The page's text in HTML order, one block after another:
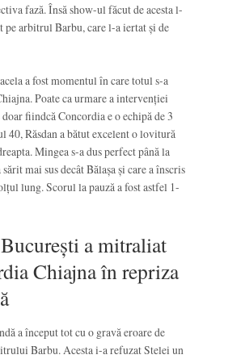
fază. Însă show-ul făcut de acesta l-
pe arbitrul Barbu, care l-a iertat și de
a fost momentul în care totul s-a
Poate ca urmare a intervenției
fiindcă Concordia e o echipă de 3
40, Răsdan a bătut excelent o lovitură
Mingea s-a dus perfect până la
mai sus decât Bălașa și care a înscris
lung. Scorul la pauză a fost astfel 1-
București a mitraliat
Chiajna în repriza
a început tot cu o gravă eroare de
Barbu. Acesta i-a refuzat Stelei un